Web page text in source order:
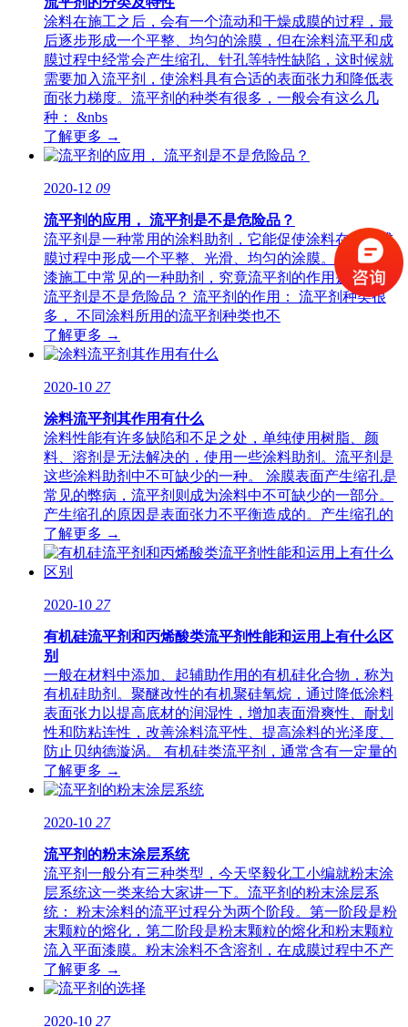
涂料在施工之后，会有一个流动和干燥成膜的过程，最
后逐步形成一个平整、均匀的涂膜，但在涂料流平和成
膜过程中经常会产生缩孔、针孔等特性缺陷，这时候就
需要加入流平剂，使涂料具有合适的表面张力和降低表
面张力梯度。流平剂的种类有很多，一般会有这么几
种： &nbs
了解更多 →
2020-12 09
流平剂的应用， 流平剂是不是危险品？
流平剂是一种常用的涂料助剂，它能促使涂料在干燥成
膜过程中形成一个平整、光滑、均匀的涂膜。是涂料油
漆施工中常见的一种助剂，究竟流平剂的作用是什么？
流平剂是不是危险品？ 流平剂的作用： 流平剂种类很
多， 不同涂料所用的流平剂种类也不
了解更多 →
2020-10 27
涂料流平剂其作用有什么
涂料性能有许多缺陷和不足之处，单纯使用树脂、颜
料、溶剂是无法解决的，使用一些涂料助剂。流平剂是
这些涂料助剂中不可缺少的一种。 涂膜表面产生缩孔是
常见的弊病，流平剂则成为涂料中不可缺少的一部分。
产生缩孔的原因是表面张力不平衡造成的。产生缩孔的
了解更多 →
2020-10 27
有机硅流平剂和丙烯酸类流平剂性能和运用上有什么区
别
一般在材料中添加、起辅助作用的有机硅化合物，称为
有机硅助剂。聚醚改性的有机聚硅氧烷，通过降低涂料
表面张力以提高底材的润湿性，增加表面滑爽性、耐划
性和防粘连性，改善涂料流平性、提高涂料的光泽度、
防止贝纳德漩涡。 有机硅类流平剂，通常含有一定量的
了解更多 →
2020-10 27
流平剂的粉末涂层系统
流平剂一般分有三种类型，今天坚毅化工小编就粉末涂
层系统这一类来给大家讲一下。流平剂的粉末涂层系
统： 粉末涂料的流平过程分为两个阶段。第一阶段是粉
末颗粒的熔化，第二阶段是粉末颗粒的熔化和粉末颗粒
流入平面漆膜。粉末涂料不含溶剂，在成膜过程中不产
了解更多 →
2020-10 27